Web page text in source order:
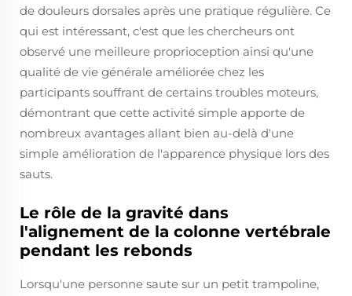
de douleurs dorsales après une pratique régulière. Ce
qui est intéressant, c'est que les chercheurs ont
observé une meilleure proprioception ainsi qu'une
qualité de vie générale améliorée chez les
participants souffrant de certains troubles moteurs,
démontrant que cette activité simple apporte de
nombreux avantages allant bien au-delà d'une
simple amélioration de l'apparence physique lors des
sauts.
Le rôle de la gravité dans
l'alignement de la colonne vertébrale
pendant les rebonds
Lorsqu'une personne saute sur un petit trampoline,